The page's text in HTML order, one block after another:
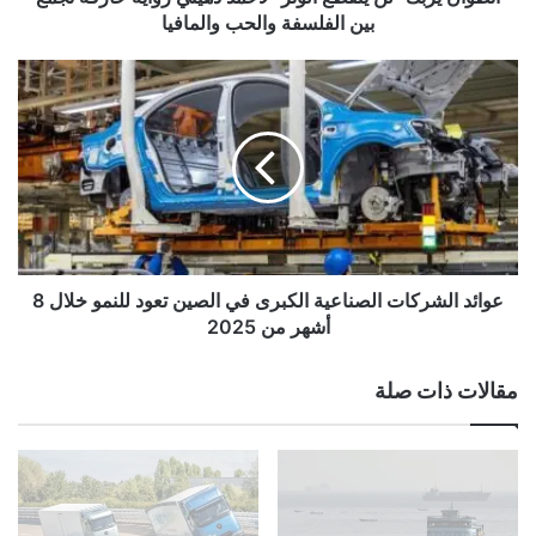
ن
ي
ن
ق
ط
ع
ا
ل
و
أ
ح
م
بين الفلسفة والحب والمافيا
ع
و
ا
ئ
د
ا
ل
ش
ر
ل
ص
ن
عوائد الشركات الصناعية الكبرى في الصين تعود للنمو خلال 8
أشهر من 2025
مقالات ذات صلة